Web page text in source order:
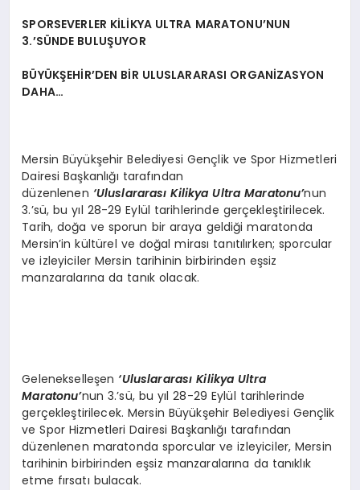
SPORSEVERLER KİLİKYA ULTRA MARATONU’NUN
3.’SÜNDE BULUŞUYOR
BÜYÜKŞEHİR’DEN BİR ULUSLARARASI ORGANİZASYON
DAHA…
Mersin Büyükşehir Belediyesi Gençlik ve Spor Hizmetleri
Dairesi Başkanlığı tarafından
düzenlenen ‘Uluslararası Kilikya Ultra Maratonu’nun
3.’sü, bu yıl 28-29 Eylül tarihlerinde gerçekleştirilecek.
Tarih, doğa ve sporun bir araya geldiği maratonda
Mersin’in kültürel ve doğal mirası tanıtılırken; sporcular
ve izleyiciler Mersin tarihinin birbirinden eşsiz
manzaralarına da tanık olacak.
Gelenekselleşen ‘Uluslararası Kilikya Ultra
Maratonu’nun 3.’sü, bu yıl 28-29 Eylül tarihlerinde
gerçekleştirilecek. Mersin Büyükşehir Belediyesi Gençlik
ve Spor Hizmetleri Dairesi Başkanlığı tarafından
düzenlenen maratonda sporcular ve izleyiciler, Mersin
tarihinin birbirinden eşsiz manzaralarına da tanıklık
etme fırsatı bulacak.